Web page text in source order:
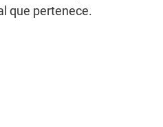
que pertenece.